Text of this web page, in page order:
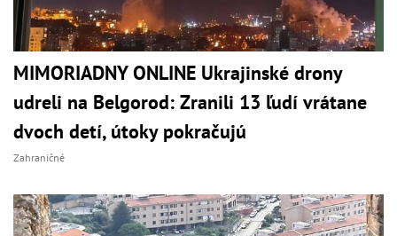
MIMORIADNY ONLINE Ukrajinské drony
udreli na Belgorod: Zranili 13 ľudí vrátane
dvoch detí, útoky pokračujú
Zahraničné